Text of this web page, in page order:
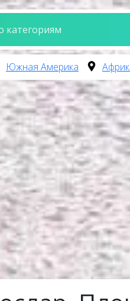
категориям
Южная Америка